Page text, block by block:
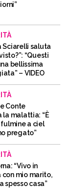
Sciarelli saluta
visto?”: “Questi
bellissima
– VIDEO
Conte
la malattia: “È
a ciel
pregato”
“Vivo in
con mio marito,
spesso casa”